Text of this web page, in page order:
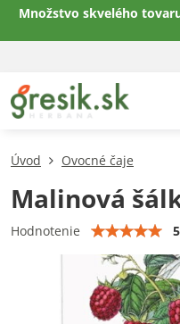
Množstvo skvelého
Úvod Ovocné čaje
Malinová
Hodnotenie 5